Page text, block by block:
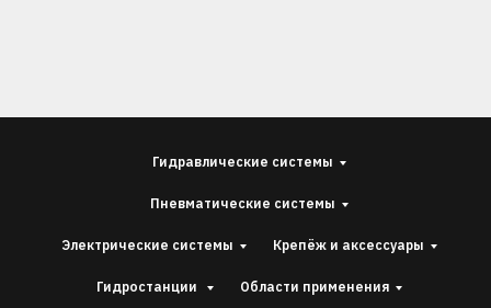
Гидравлические системы
Пневматические системы
Электрические системы Крепёж и аксессуары
Гидростанции Области применения